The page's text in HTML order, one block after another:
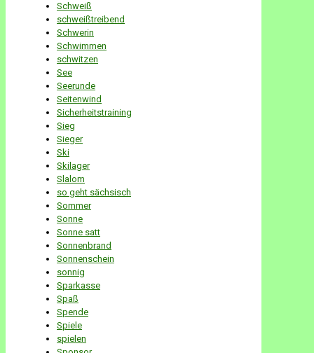
Schweiß
schweißtreibend
Schwerin
Schwimmen
schwitzen
See
Seerunde
Seitenwind
Sicherheitstraining
Sieg
Sieger
Ski
Skilager
Slalom
so geht sächsisch
Sommer
Sonne
Sonne satt
Sonnenbrand
Sonnenschein
sonnig
Sparkasse
Spaß
Spende
Spiele
spielen